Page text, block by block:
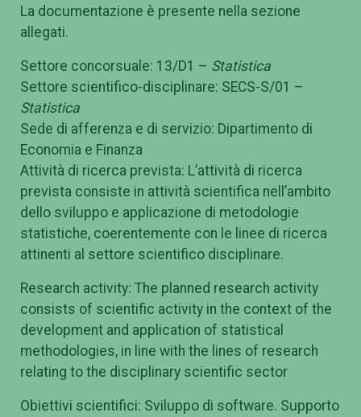
La documentazione è presente nella sezione
allegati.
Settore concorsuale: 13/D1 – Statistica
Settore scientifico-disciplinare: SECS-S/01 –
Statistica
Sede di afferenza e di servizio: Dipartimento di
Economia e Finanza
Attività di ricerca prevista: L’attività di ricerca
prevista consiste in attività scientifica nell’ambito
dello sviluppo e applicazione di metodologie
statistiche, coerentemente con le linee di ricerca
attinenti al settore scientifico disciplinare.
Research activity: The planned research activity
consists of scientific activity in the context of the
development and application of statistical
methodologies, in line with the lines of research
relating to the disciplinary scientific sector
Obiettivi scientifici: Sviluppo di software. Supporto